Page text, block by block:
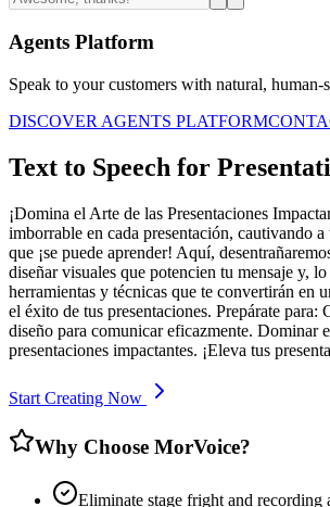
Agents Platform
Speak to your customers with natural,
DISCOVER AGENTS PLATFORM
Text to Speech for
¡Domina el Arte de las Presentaciones
imborrable en cada presentación, cautivando
que ¡se puede aprender! Aquí,
diseñar visuales que potencien tu mensaje y,
herramientas y técnicas que te convertirán en
el éxito de tus presentaciones. Prepárate
diseño para comunicar eficazmente. Dominar
presentaciones impactantes. ¡Eleva tus
Start Creating Now
Why Choose MorVoice?
Eliminate stage fright and recording